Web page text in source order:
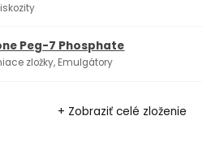
Peg-7 Phosphate
zložky, Emulgátory
+ Zobraziť celé zloženie